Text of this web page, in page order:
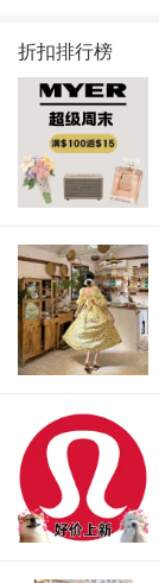
折扣排行榜